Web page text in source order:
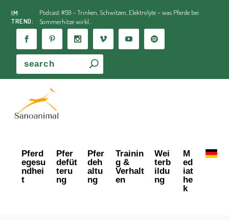
IM
TREND:
Podcast #59 - Trinken, Schwitzen, Elektrolyte – was Pferde bei
Sommerhitze wirkl...
Pferd
egesu
ndhei
t
Pfer
defüt
teru
ng
Pfer
deh
altu
ng
Trainin
g &
Verhalt
en
Wei
terb
ildu
ng
M
ed
iat
he
k